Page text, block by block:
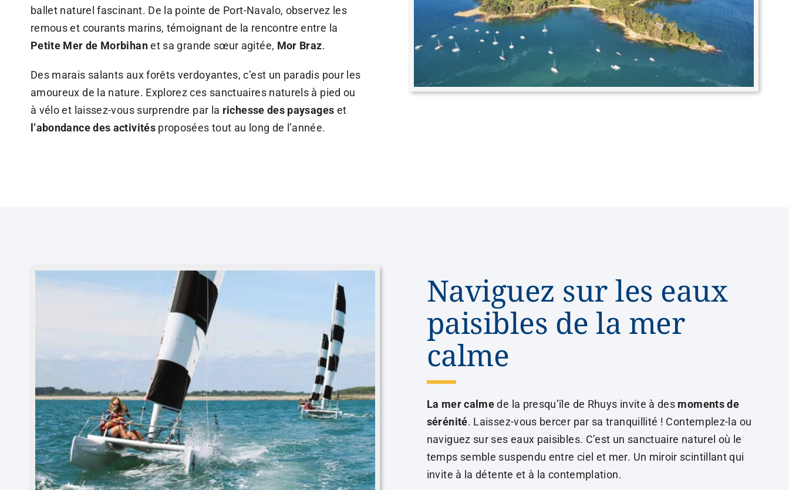
ballet naturel fascinant. De la pointe de Port-Navalo, observez les
remous et courants marins, témoignant de la rencontre entre la
Petite Mer de Morbihanet sa grande sœur agitée, Mor Braz.
Des marais salants aux forêts verdoyantes, c’est un paradis pour les
amoureux de la nature. Explorez ces sanctuaires naturels à pied ou
à vélo et laissez-vous surprendre par la richesse des paysages et
l’abondance des activitésproposées tout au long de l’année.
Naviguez sur les eaux
paisibles de la mer
calme
La mer calmede la presqu’île de Rhuys invite à des moments de
sérénité. Laissez-vous bercer par sa tranquillité ! Contemplez-la ou
naviguez sur ses eaux paisibles. C’est un sanctuaire naturel où le
temps semble suspendu entre ciel et mer. Un miroir scintillant qui
invite à la détente et à la contemplation.